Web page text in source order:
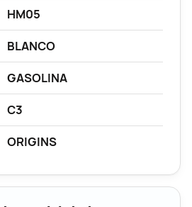
HM05
BLANCO
GASOLINA
C3
ORIGINS